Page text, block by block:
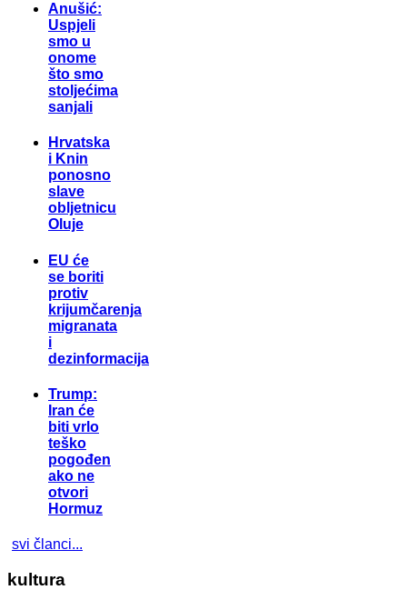
Anušić:
Uspjeli
smo u
onome
što smo
stoljećima
sanjali
Hrvatska
i Knin
ponosno
slave
obljetnicu
Oluje
EU će
se boriti
protiv
krijumčarenja
migranata
i
dezinformacija
Trump:
Iran će
biti vrlo
teško
pogođen
ako ne
otvori
Hormuz
svi članci...
kultura